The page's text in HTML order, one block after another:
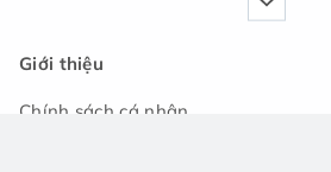
Giới thiệu
Chính sách cá nhân